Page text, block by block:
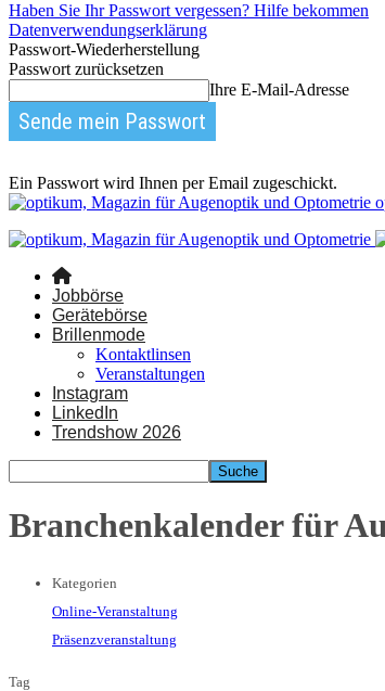
Haben Sie Ihr Passwort vergessen? Hilfe bekommen
Datenverwendungserklärung
Passwort-Wiederherstellung
Passwort zurücksetzen
Ihre E-Mail-Adresse
Ein Passwort wird Ihnen per Email zugeschickt.
Jobbörse
Gerätebörse
Brillenmode
Kontaktlinsen
Veranstaltungen
Instagram
LinkedIn
Trendshow 2026
Branchenkalender für
Kategorien
Online-Veranstaltung
Präsenzveranstaltung
Tag